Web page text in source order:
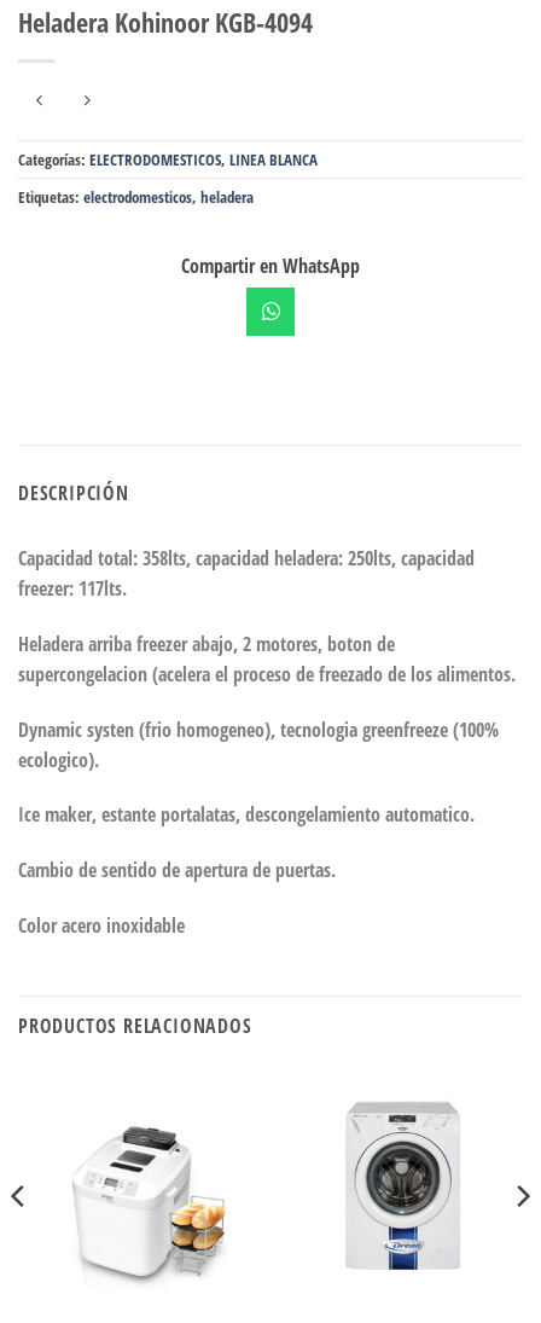
Heladera Kohinoor KGB-4094
Categorías: ELECTRODOMESTICOS, LINEA BLANCA
Etiquetas: electrodomesticos, heladera
Compartir en WhatsApp
DESCRIPCIÓN
Capacidad total: 358lts, capacidad heladera: 250lts, capacidad
freezer: 117lts.
Heladera arriba freezer abajo, 2 motores, boton de
supercongelacion (acelera el proceso de freezado de los alimentos.
Dynamic systen (frio homogeneo), tecnologia greenfreeze (100%
ecologico).
Ice maker, estante portalatas, descongelamiento automatico.
Cambio de sentido de apertura de puertas.
Color acero inoxidable
PRODUCTOS RELACIONADOS